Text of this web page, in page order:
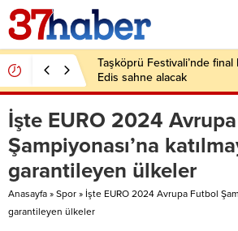
Taşköprü Festivali’nde
Edis sahne alacak
İşte EURO 2024
Şampiyonası’na
garantileyen ülkeler
Anasayfa » Spor » İşte EURO 2024 Avrupa Futbol
garantileyen ülkeler